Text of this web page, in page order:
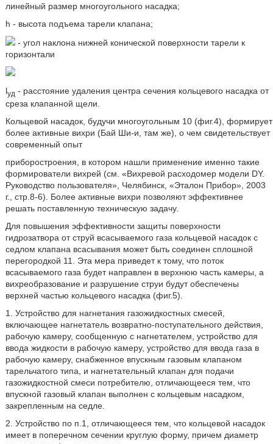
линейный размер многоугольного насадка;
h - высота подъема тарели клапана;
- угол наклона нижней конической поверхности тарели к
горизонтали
lуд - расстояние удаления центра сечения кольцевого насадка от
среза клапанной щели.
Кольцевой насадок, будучи многоугольным 10 (фиг.4), формирует
более активные вихри (Бай Ши-и, там же), о чем свидетельствует
современный опыт
приборостроения, в котором нашли применение именно такие
формирователи вихрей (см. «Вихревой расходомер модели DY.
Руководство пользователя», Челябинск, «Эталон Прибор», 2003
г., стр.8-6). Более активные вихри позволяют эффективнее
решать поставленную техническую задачу.
Для повышения эффективности защиты поверхности
гидрозатвора от струй всасываемого газа кольцевой насадок с
седлом клапана всасывания может быть соединен сплошной
перегородкой 11. Эта мера приведет к тому, что поток
всасываемого газа будет направлен в верхнюю часть камеры, а
вихреобразование и разрушение струи будут обеспечены
верхней частью кольцевого насадка (фиг.5).
1. Устройство для нагнетания газожидкостных смесей,
включающее нагнетатель возвратно-поступательного действия,
рабочую камеру, сообщенную с нагнетателем, устройство для
ввода жидкости в рабочую камеру, устройство для ввода газа в
рабочую камеру, снабженное впускным газовым клапаном
тарельчатого типа, и нагнетательный клапан для подачи
газожидкостной смеси потребителю, отличающееся тем, что
впускной газовый клапан выполнен с кольцевым насадком,
закрепленным на седле.
2. Устройство по п.1, отличающееся тем, что кольцевой насадок
имеет в поперечном сечении круглую форму, причем диаметр